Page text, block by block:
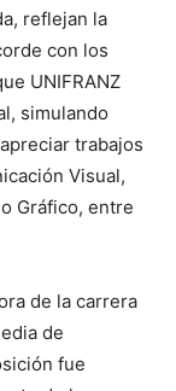
reflejan la
con los
UNIFRANZ
simulando
trabajos
Visual,
Gráfico, entre
de la carrera
de
fue